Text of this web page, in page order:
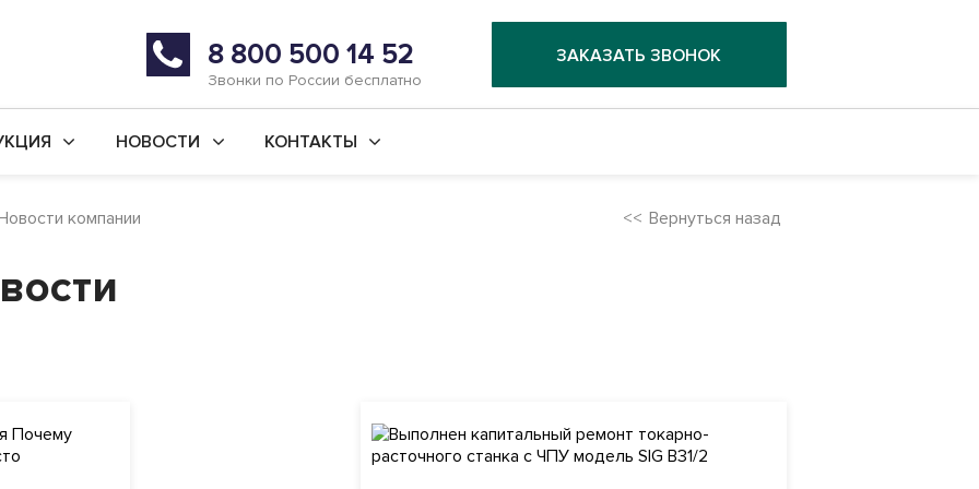
8 800 500 14 52
Звонки по России бесплатно
ЗАКАЗАТЬ ЗВОНОК
услуги
НОВОСТИ КОНТАКТЫ
компании Вернуться назад